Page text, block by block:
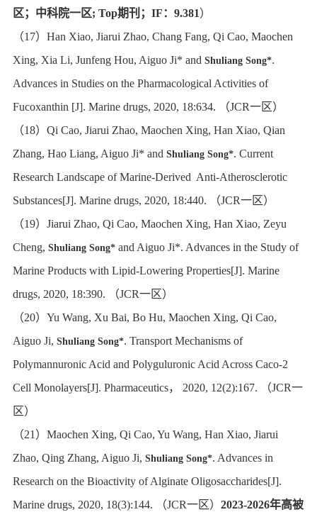
区；中科院一区; Top期刊； IF ： 9.381）
（17） Han Xiao, Jiarui Zhao, Chang Fang, Qi Cao, Maochen
Xing, Xia Li, Junfeng Hou, Aiguo Ji* and Shuliang Song*.
Advances in Studies on the Pharmacological Activities of
Fucoxanthin [J]. Marine drugs, 2020, 18:634.
（JCR一区）
（18） Qi Cao, Jiarui Zhao, Maochen Xing, Han Xiao, Qian
Zhang, Hao Liang, Aiguo Ji* and Shuliang Song*. Current
Research Landscape of Marine-Derived Anti-Atherosclerotic
Substances[J]. Marine drugs, 2020, 18:440.
（JCR一区）
（19） Jiarui Zhao, Qi Cao, Maochen Xing, Han Xiao, Zeyu
Cheng, Shuliang Song*and Aiguo Ji*. Advances in the Study of
Marine Products with Lipid-Lowering Properties[J]. Marine
drugs, 2020, 18:390.
（JCR一区）
（20） Yu Wang, Xu Bai, Bo Hu, Maochen Xing, Qi Cao,
Aiguo Ji, Shuliang Song*. Transport Mechanisms of
Polymannuronic Acid and Polyguluronic Acid Across Caco-2
Cell Monolayers[J]. Pharmaceutics， 2020, 12(2):167. （JCR一
区）
（21 ） Maochen Xing, Qi Cao, Yu Wang, Han Xiao, Jiarui
Zhao, Qing Zhang, Aiguo Ji, Shuliang Song*. Advances in
Research on the Bioactivity of Alginate Oligosaccharides[J].
Marine drugs, 2020, 18(3):144.
（JCR一区） 2023-2026年高被